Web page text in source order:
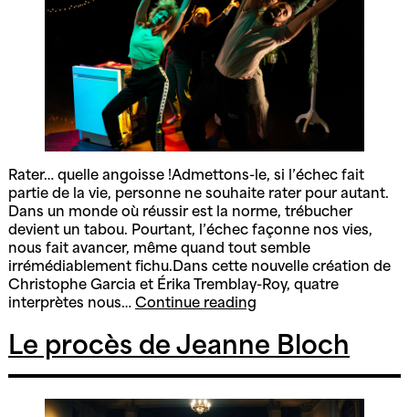
Rater… quelle angoisse !Admettons-le, si l’échec fait
partie de la vie, personne ne souhaite rater pour autant.
Dans un monde où réussir est la norme, trébucher
devient un tabou. Pourtant, l’échec façonne nos vies,
nous fait avancer, même quand tout semble
irrémédiablement fichu.Dans cette nouvelle création de
Christophe Garcia et Érika Tremblay-Roy, quatre
interprètes nous… Continue readingVa
toujours
toujours
Le procès de Jeanne Bloch